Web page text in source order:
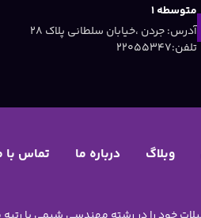
متوسطه ۱
آدرس: جردن ،خیابان سلطانی پلاک ۲۸
تلفن:۲۲۰۵۵۳۴۷
وبلاگ درباره ما تماس با